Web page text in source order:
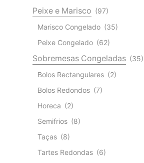
Peixe e Marisco (97)
Marisco Congelado (35)
Peixe Congelado (62)
Sobremesas Congeladas (35)
Bolos Rectangulares (2)
Bolos Redondos (7)
Horeca (2)
Semifrios (8)
Taças (8)
Tartes Redondas (6)